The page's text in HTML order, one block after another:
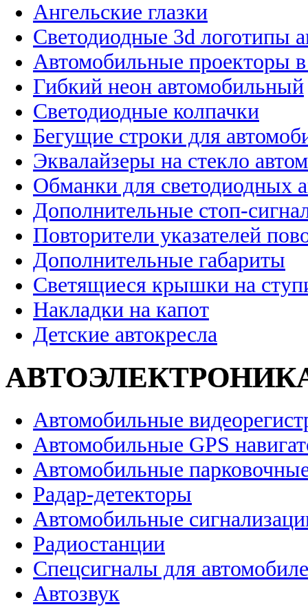
Ангельские глазки
Светодиодные 3d логотипы
Автомобильные проекторы
Гибкий неон автомобильный
Светодиодные колпачки
Бегущие строки для
Эквалайзеры на стекло
Обманки для светодиодных
Дополнительные стоп-
Повторители указателей
Дополнительные габариты
Светящиеся крышки на
Накладки на капот
Детские автокресла
Автомобильные
Автомобильные GPS
Автомобильные
Радар-детекторы
Автомобильные
Радиостанции
Спецсигналы для
Автозвук